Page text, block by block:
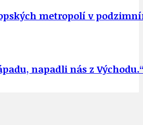
metropolí v
napadli nás z